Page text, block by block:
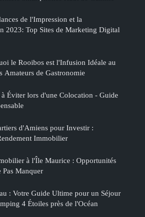
de l'Impression et la
2023: Top Sites de Marketing Digital
le Rooibos est l'Infusion Idéale au
Amateurs de Gastronomie
à Éviter lors d'une Colocation - Guide
d'Amiens pour Investir :
Immobilier
à l'Île Maurice : Opportunités
Pas Manquer
: Votre Guide Ultime pour un Séjour
4 Étoiles près de l'Océan